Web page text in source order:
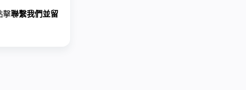
擊聯繫我們並留